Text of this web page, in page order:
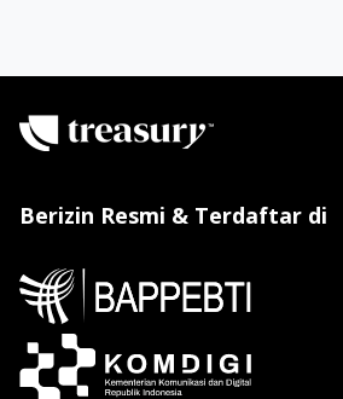
Berizin Resmi & Terdaftar di